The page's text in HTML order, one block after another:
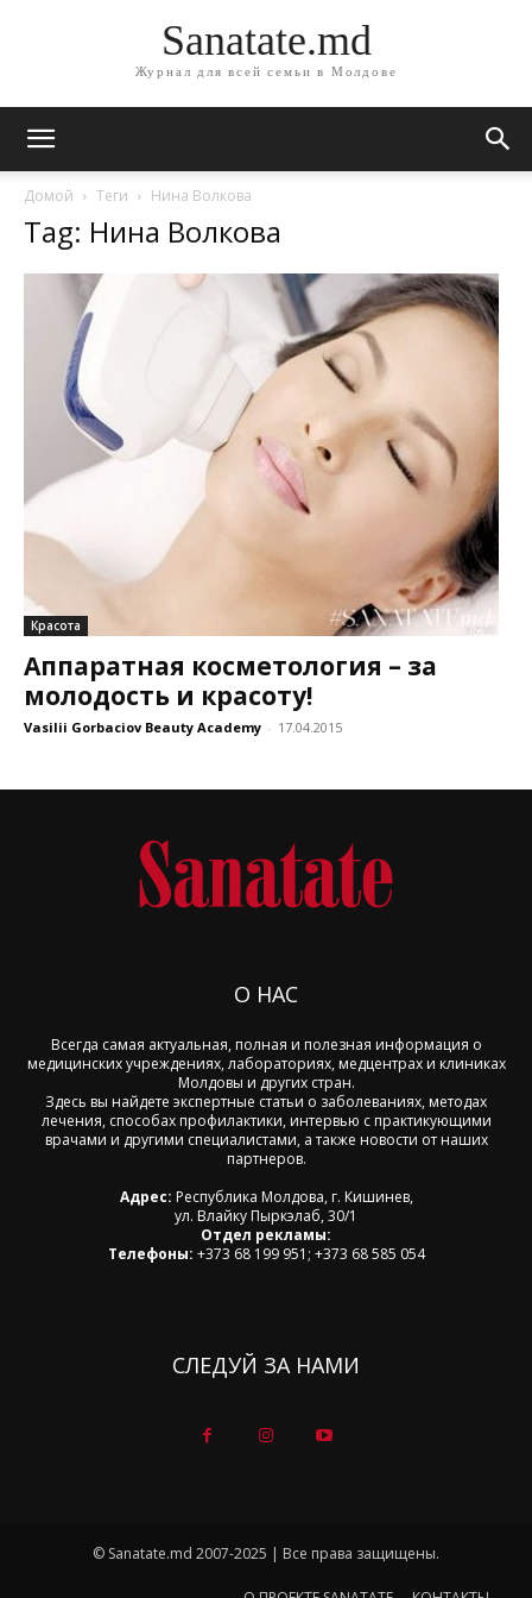
Sanatate.md
Журнал для всей семьи в Молдове
Домой Теги Нина Волкова
Tag: Нина Волкова
Красота
Аппаратная косметология – за
молодость и красоту!
Vasilii Gorbaciov Beauty Academy - 17.04.2015
О НАС
Всегда самая актуальная, полная и полезная информация о
медицинских учреждениях, лабораториях, медцентрах и клиниках
Молдовы и других стран.
Здесь вы найдете экспертные статьи о заболеваниях, методах
лечения, способах профилактики, интервью с практикующими
врачами и другими специалистами, а также новости от наших
партнеров.
Адрес: Республика Молдова, г. Кишинев,
ул. Влайку Пыркэлаб, 30/1
Отдел рекламы:
Телефоны: +373 68 199 951; +373 68 585 054
СЛЕДУЙ ЗА НАМИ
© Sanatate.md 2007-2025 | Все права защищены.